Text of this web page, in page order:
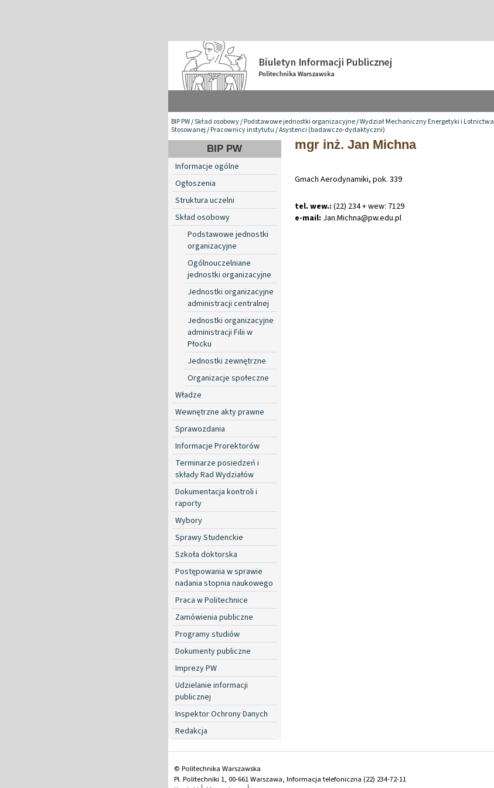
BIP PW/Skład osobowy/Podstawowe jednostki organizacyjne/Wydział Mechaniczny Energetyki i Lotnictwa
Stosowanej/Pracownicy instytutu/Asystenci (badawczo-dydaktyczni)
BIP PW
Informacje ogólne
Ogłoszenia
Struktura uczelni
Skład osobowy
Podstawowe jednostki
organizacyjne
Ogólnouczelniane
jednostki organizacyjne
Jednostki organizacyjne
administracji centralnej
Jednostki organizacyjne
administracji Filii w
Płocku
Jednostki zewnętrzne
Organizacje społeczne
Władze
Wewnętrzne akty prawne
Sprawozdania
Informacje Prorektorów
Terminarze posiedzeń i
składy Rad Wydziałów
Dokumentacja kontroli i
raporty
Wybory
Sprawy Studenckie
Szkoła doktorska
Postępowania w sprawie
nadania stopnia naukowego
Praca w Politechnice
Zamówienia publiczne
Programy studiów
Dokumenty publiczne
Imprezy PW
Udzielanie informacji
publicznej
Inspektor Ochrony Danych
Redakcja
mgr inż. Jan Michna
Gmach Aerodynamiki, pok. 339
tel. wew.: (22) 234 + wew: 7129
e-mail: Jan.Michna@pw.edu.pl
© Politechnika Warszawska
Pl. Politechniki 1, 00-661 Warszawa, Informacja telefoniczna (22) 234-72-11